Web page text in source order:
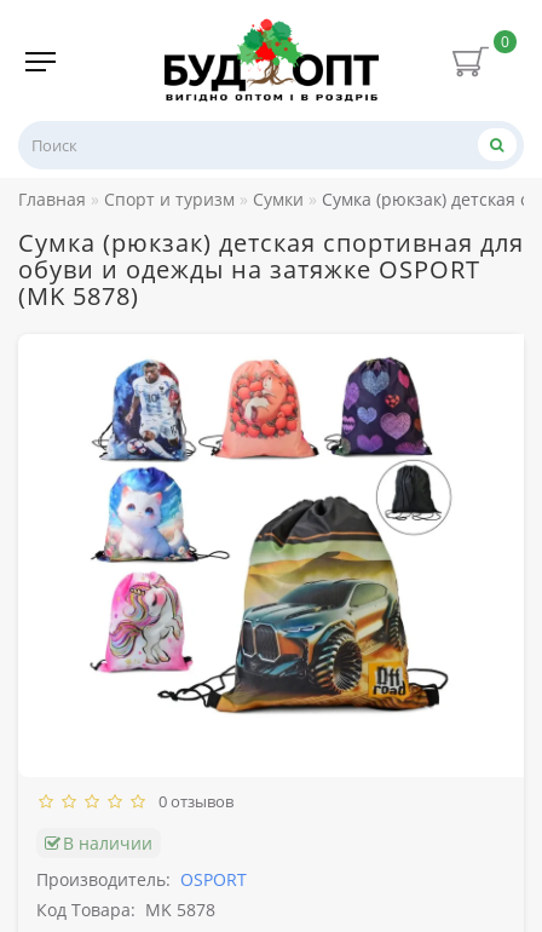
0
Главная Спорт и туризм Сумки Сумка (рюкзак) детская
Сумка (рюкзак) детская спортивная для
обуви и одежды на затяжке OSPORT
(MK 5878)
0 отзывов
В наличии
Производитель: OSPORT
Код Товара: MK 5878